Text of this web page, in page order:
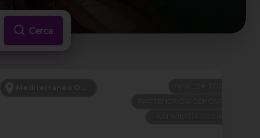
Cerca
Mediterraneo Occidentale